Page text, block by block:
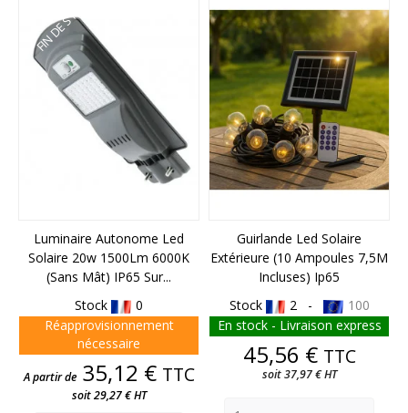
FIN DE STOCK
Luminaire Autonome Led
Solaire 20w 1500Lm 6000K
(sans Mât) IP65 Sur...
Stock
0
Réapprovisionnement
nécessaire
Prix
A partir de 35,12 € TTC
soit 29,27 € HT
Guirlande Led Solaire
Extérieure (10 Ampoules 7,5M
Incluses) Ip65
Stock
2 -
100
En stock - Livraison express
Prix
45,56 € TTC
soit 37,97 € HT